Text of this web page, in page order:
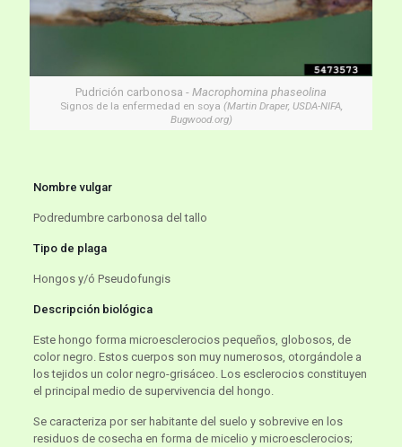
Pudrición carbonosa - Macrophomina phaseolina
Signos de la enfermedad en soya (Martin Draper, USDA-NIFA,
Bugwood.org)
Nombre vulgar
Podredumbre carbonosa del tallo
Tipo de plaga
Hongos y/ó Pseudofungis
Descripción biológica
Este hongo forma microesclerocios pequeños, globosos, de
color negro. Estos cuerpos son muy numerosos, otorgándole a
los tejidos un color negro-grisáceo. Los esclerocios constituyen
el principal medio de supervivencia del hongo.
Se caracteriza por ser habitante del suelo y sobrevive en los
residuos de cosecha en forma de micelio y microesclerocios;